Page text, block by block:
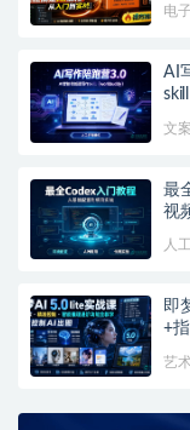
电
AI
文
最
人
即
+
艺